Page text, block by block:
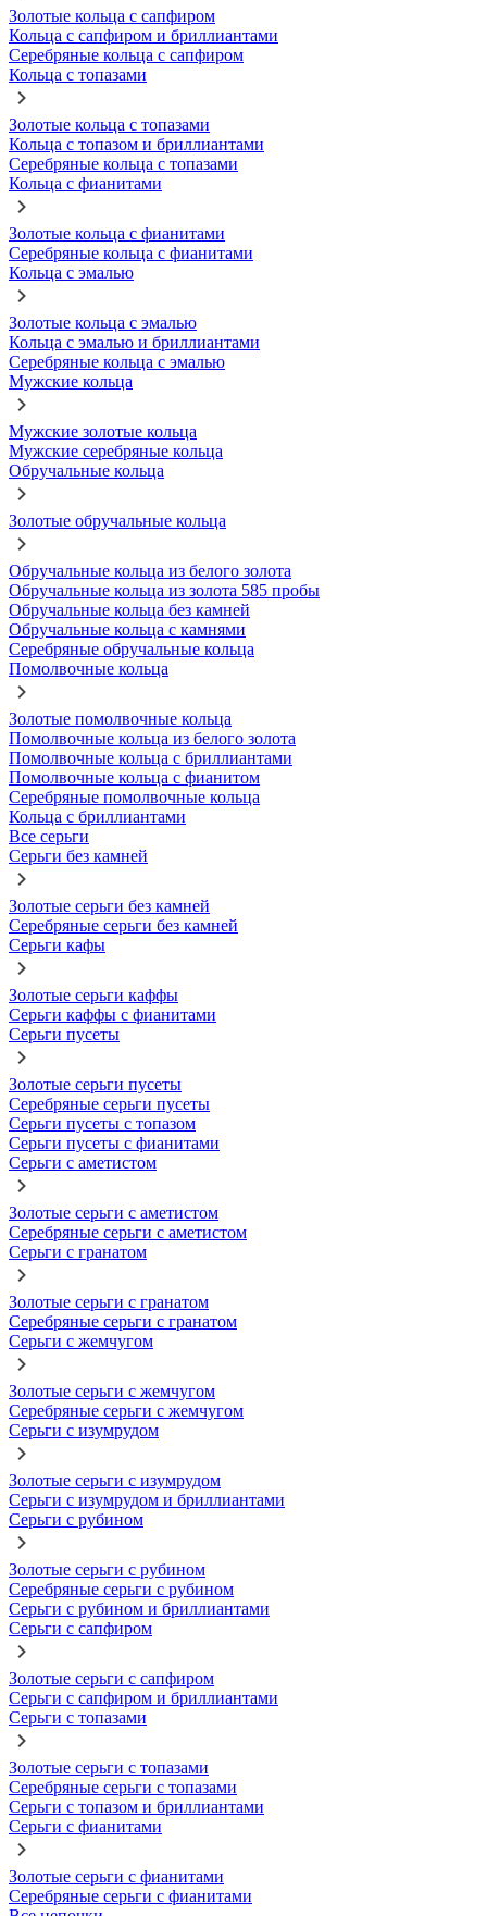
Золотые кольца с сапфиром
Кольца с сапфиром и бриллиантами
Серебряные кольца с сапфиром
Кольца с топазами
Золотые кольца с топазами
Кольца с топазом и бриллиантами
Серебряные кольца с топазами
Кольца с фианитами
Золотые кольца с фианитами
Серебряные кольца с фианитами
Кольца с эмалью
Золотые кольца с эмалью
Кольца с эмалью и бриллиантами
Серебряные кольца с эмалью
Мужские кольца
Мужские золотые кольца
Мужские серебряные кольца
Обручальные кольца
Золотые обручальные кольца
Обручальные кольца из белого золота
Обручальные кольца из золота 585 пробы
Обручальные кольца без камней
Обручальные кольца с камнями
Серебряные обручальные кольца
Помолвочные кольца
Золотые помолвочные кольца
Помолвочные кольца из белого золота
Помолвочные кольца с бриллиантами
Помолвочные кольца с фианитом
Серебряные помолвочные кольца
Кольца с бриллиантами
Все серьги
Серьги без камней
Золотые серьги без камней
Серебряные серьги без камней
Серьги кафы
Золотые серьги каффы
Серьги каффы с фианитами
Серьги пусеты
Золотые серьги пусеты
Серебряные серьги пусеты
Серьги пусеты с топазом
Серьги пусеты с фианитами
Серьги с аметистом
Золотые серьги с аметистом
Серебряные серьги с аметистом
Серьги с гранатом
Золотые серьги с гранатом
Серебряные серьги с гранатом
Серьги с жемчугом
Золотые серьги с жемчугом
Серебряные серьги с жемчугом
Серьги с изумрудом
Золотые серьги с изумрудом
Серьги с изумрудом и бриллиантами
Серьги с рубином
Золотые серьги с рубином
Серебряные серьги с рубином
Серьги с рубином и бриллиантами
Серьги с сапфиром
Золотые серьги с сапфиром
Серьги с сапфиром и бриллиантами
Серьги с топазами
Золотые серьги с топазами
Серебряные серьги с топазами
Серьги с топазом и бриллиантами
Серьги с фианитами
Золотые серьги с фианитами
Серебряные серьги с фианитами